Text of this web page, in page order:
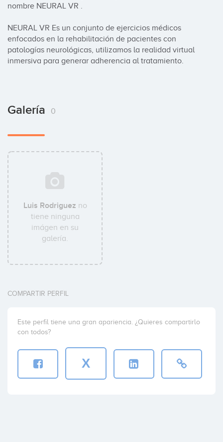
nombre NEURAL VR .
NEURAL VR Es un conjunto de ejercicios médicos
enfocados en la rehabilitación de pacientes con
patologías neurológicas, utilizamos la realidad virtual
inmersiva para generar adherencia al tratamiento.
Galería 0
Luis Rodriguez no
tiene ninguna
imágen en su
galería.
COMPARTIR PERFIL
Este perfil tiene una gran apariencia. ¿Quieres compartirlo
con todos?
X